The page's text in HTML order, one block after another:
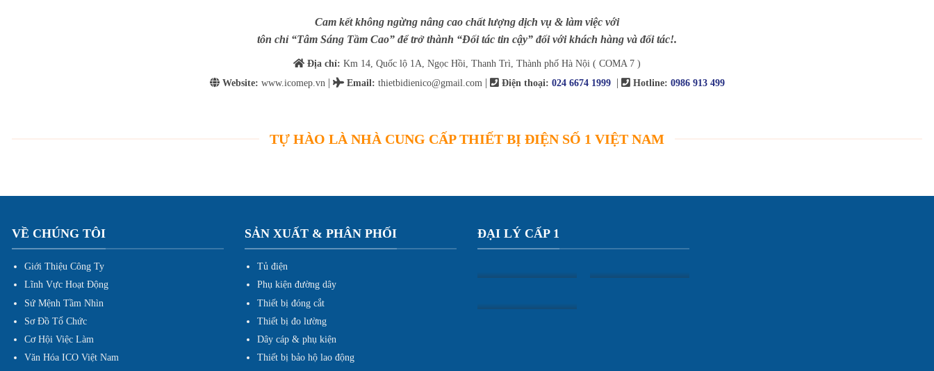
Cam kết không ngừng nâng cao chất lượng dịch vụ & làm việc với
tôn chỉ “Tâm Sáng Tầm Cao” để trở thành “Đối tác tin cậy” đối với khách hàng và đối tác!.
Địa chỉ: Km 14, Quốc lộ 1A, Ngọc Hồi, Thanh Trì, Thành phố Hà Nội ( COMA 7 )
Website: www.icomep.vn | Email: thietbidienico@gmail.com | Điện thoại: 024 6674 1999 | Hotline: 0986 913 499
TỰ HÀO LÀ NHÀ CUNG CẤP THIẾT BỊ ĐIỆN SỐ 1 VIỆT NAM
VỀ CHÚNG TÔI
Giới Thiệu Công Ty
Lĩnh Vực Hoạt Động
Sứ Mệnh Tầm Nhìn
Sơ Đồ Tổ Chức
Cơ Hội Việc Làm
Văn Hóa ICO Việt Nam
SẢN XUẤT & PHÂN PHỐI
Tủ điện
Phụ kiện đường dây
Thiết bị đóng cắt
Thiết bị đo lường
Dây cáp & phụ kiện
Thiết bị bảo hộ lao động
ĐẠI LÝ CẤP 1